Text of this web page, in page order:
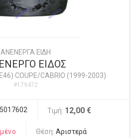
ΑΝΕΝΕΡΓΑ ΕΙΔΗ
ΕΙΔΟΣ
COUPE/CABRIO (1999-2003)
#179472
Τιμή: 12,00 €
Θέση:Αριστερά